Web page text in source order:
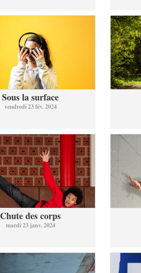
Sous la surface
vendredi 23 fév. 2024
Chute des corps
mardi 23 janv. 2024